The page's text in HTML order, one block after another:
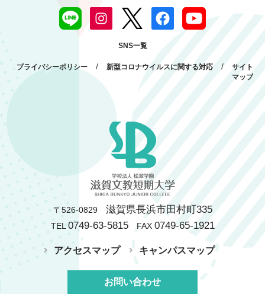
SNS一覧
プライバシーポリシー / 新型コロナウイルスに関する対応/
サイト
マップ
〒526-0829 滋賀県長浜市田村町335
TEL 0749-63-5815FAX 0749-65-1921
アクセスマップ キャンパスマップ
お問い合わせ